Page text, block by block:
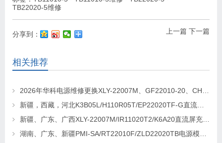
TB22020-5维修
上一篇 下一篇
分享到：
相关推荐